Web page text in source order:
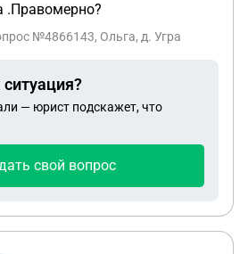
.Правомерно?
№4866143, Ольга, д. Угра
— юрист подскажет, что
свой вопрос